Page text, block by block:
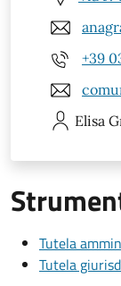
+39
Elisa
Tutela
Tutela